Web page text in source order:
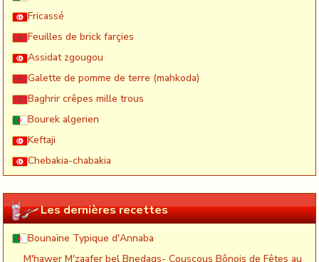
Fricassé
Feuilles de brick farçies
Assidat zgougou
Galette de pomme de terre (mahkoda)
Baghrir crêpes mille trous
Bourek algerien
Keftaji
Chebakia-chabakia
Les dernières recettes
Bounaïne Typique d'Annaba
M'hawer M'zaafer bel Bnedaqs- Couscous Bônois de Fêtes au